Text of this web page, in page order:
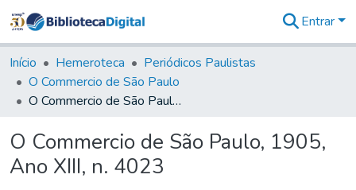
&
Coleções
Tudo na
Biblioteca
Estatísticas
Entrar
Início Hemeroteca
Periódicos Paulistas
O Commercio de São Paulo
O Commercio de São Paulo, 1905, Ano XIII, n. 4023
O Commercio de São Paulo, 1905,
Ano XIII, n. 4023